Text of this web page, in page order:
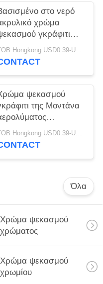
στο νερό
χρώμα
γκράφιτι
FOB Hongkong USD0.39-USD0.59 per piece MOQ:12000pcs/1000ctns
ψεκασμού
της Μοντάνα
DIY
FOB Hongkong USD0.39-USD0.59 per piece MOQ:12000pcs/1000ctns
Όλα
Χρώμα ψεκασμού
χρώματος
Χρώμα ψεκασμού
χρωμίου